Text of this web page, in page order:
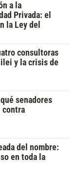
a la
Privada: el
la Ley del
consultoras
y la crisis de
senadores
contra
del nombre:
en toda la